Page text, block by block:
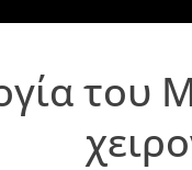
του